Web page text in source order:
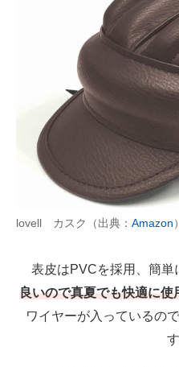
lovell カスク（出典： Amazon）
表皮はPVCを採用、簡単
良いので真夏でも快適に使
ワイヤーが入っているの
す